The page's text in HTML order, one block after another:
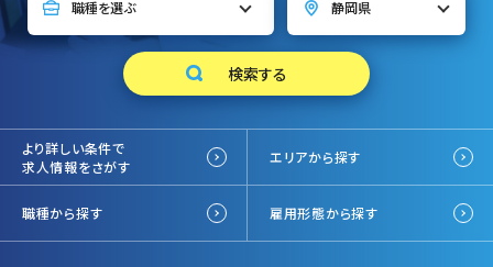
より詳しい条件で
求人情報をさがす
エリアから探す
職種から探す 雇用形態から探す